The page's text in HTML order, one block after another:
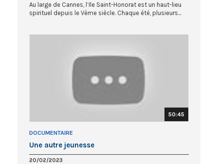
Au large de Cannes, l’Ile Saint-Honorat est un haut-lieu
spirituel depuis le Vème siècle. Chaque été, plusieurs...
50:45
DOCUMENTAIRE
Une autre jeunesse
20/02/2023